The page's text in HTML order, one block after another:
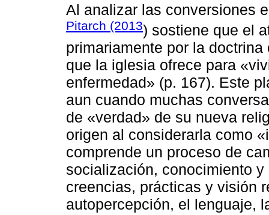
Al analizar las conversiones
Pitarch (2013) sostiene que el
primariamente por la
que la iglesia ofrece para
enfermedad» (p. 167). Este
aun cuando muchas
de «verdad» de su nueva
origen al considerarla como
comprende un proceso de
socialización, conocimiento
creencias, prácticas y visión
autopercepción, el lenguaje,